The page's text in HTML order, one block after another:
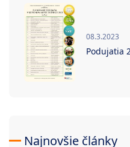
08.3.2023
Podujatia
Najnovšie články